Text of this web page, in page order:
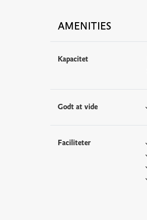
AMENITIES
Kapacitet
Godt at vide
Faciliteter